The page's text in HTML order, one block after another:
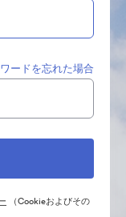
ードを忘れた場合
（Cookieおよびその